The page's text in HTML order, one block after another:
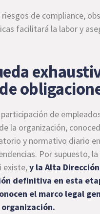
de compliance,
facilitará la labor y
de
la organización,
y normativo diario
Por supuesto,
existe,y la Alta
definitiva en esta
el marco legal